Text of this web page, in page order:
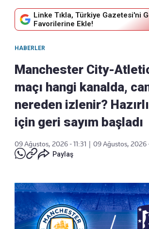
Linke Tıkla, Türkiye Gazetesi'ni
Favorilerine Ekle!
HABERLER
Manchester City-
maçı hangi kanalda,
nereden izlenir?
için geri sayım başladı
09 Ağustos, 2026 - 11:31
09 Ağustos, 2026 -
Paylaş